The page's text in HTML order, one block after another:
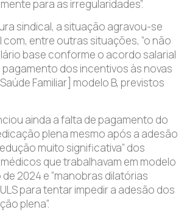
para as irregularidades”.
sindical, a situação agravou-se
com, entre outras situações, “o não
base conforme o acordo salarial
pagamento dos incentivos às novas
Familiar] modelo B, previstos
ainda a falta de pagamento do
plena mesmo após a adesão
muito significativa” dos
que trabalhavam em modelo
2024 e “manobras dilatórias
para tentar impedir a adesão dos
plena”.